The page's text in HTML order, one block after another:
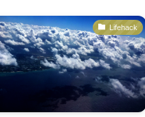
Lifehack